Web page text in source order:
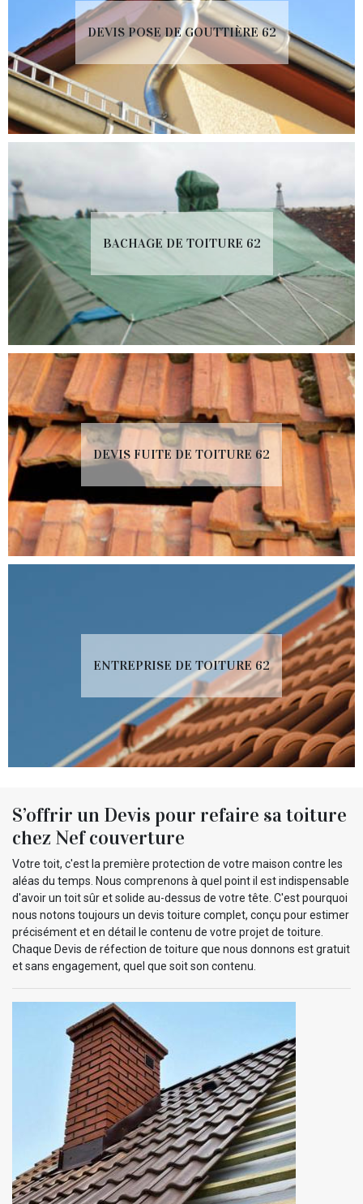
DEVIS POSE DE GOUTTIÈRE 62
BACHAGE DE TOITURE 62
DEVIS FUITE DE TOITURE 62
ENTREPRISE DE TOITURE 62
S’offrir un Devis pour refaire sa toiture
chez Nef couverture
Votre toit, c'est la première protection de votre maison contre les
aléas du temps. Nous comprenons à quel point il est indispensable
d'avoir un toit sûr et solide au-dessus de votre tête. C'est pourquoi
nous notons toujours un devis toiture complet, conçu pour estimer
précisément et en détail le contenu de votre projet de toiture.
Chaque Devis de réfection de toiture que nous donnons est gratuit
et sans engagement, quel que soit son contenu.